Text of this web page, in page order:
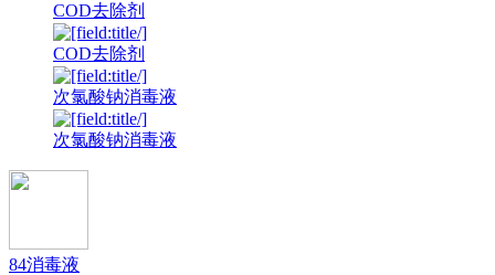
COD去除剂
COD去除剂
次氯酸钠消毒液
次氯酸钠消毒液
84消毒液